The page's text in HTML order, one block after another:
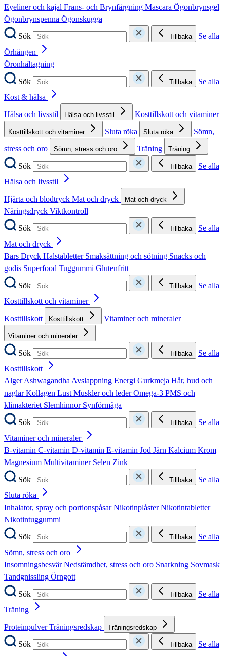
Eyeliner och kajal Frans- och Brynfärgning Mascara Ögonbrynsgel
Ögonbrynspenna Ögonskugga
Sök
Tillbaka
Se alla
Örhängen
Öronhåltagning
Sök
Tillbaka
Se alla
Kost & hälsa
Hälsa och livsstil
Hälsa och livsstil Kosttillskott och vitaminer
Kosttillskott och vitaminer Sluta röka Sluta röka
Sömn,
stress och oro
Sömn, stress och oro Träning Träning
Sök Tillbaka
Se alla
Hälsa och livsstil
Hjärta och blodtryck Mat och dryck Mat och dryck
Näringsdryck Viktkontroll
Sök
Tillbaka
Se alla
Mat och dryck
Bars Dryck Halstabletter Smaksättning och sötning Snacks och
godis Superfood Tuggummi Glutenfritt
Sök
Tillbaka
Se alla
Kosttillskott och vitaminer
Kosttillskott
Kosttillskott Vitaminer och mineraler
Vitaminer och mineraler
Sök Tillbaka
Se alla
Kosttillskott
AlgerAshwagandhaAvslappning Energi Gurkmeja Hår, hud och
naglarKollagen LustMuskler och lederOmega-3 PMS och
klimakteriet Slemhinnor Synförmåga
Sök
Tillbaka
Se alla
Vitaminer och mineraler
B-vitamin C-vitamin D-vitamin E-vitamin Jod Järn Kalcium Krom
Magnesium Multivitaminer Selen Zink
Sök
Tillbaka
Se alla
Sluta röka
Inhalator, spray och portionspåsarNikotinplåsterNikotintabletter
Nikotintuggummi
Sök
Tillbaka
Se alla
Sömn, stress och oro
InsomningsbesvärNedstämdhet, stress och oro Snarkning Sovmask
Tandgnissling Örngott
Sök
Tillbaka
Se alla
Träning
ProteinpulverTräningsredskap Träningsredskap
Sök Tillbaka
Se alla